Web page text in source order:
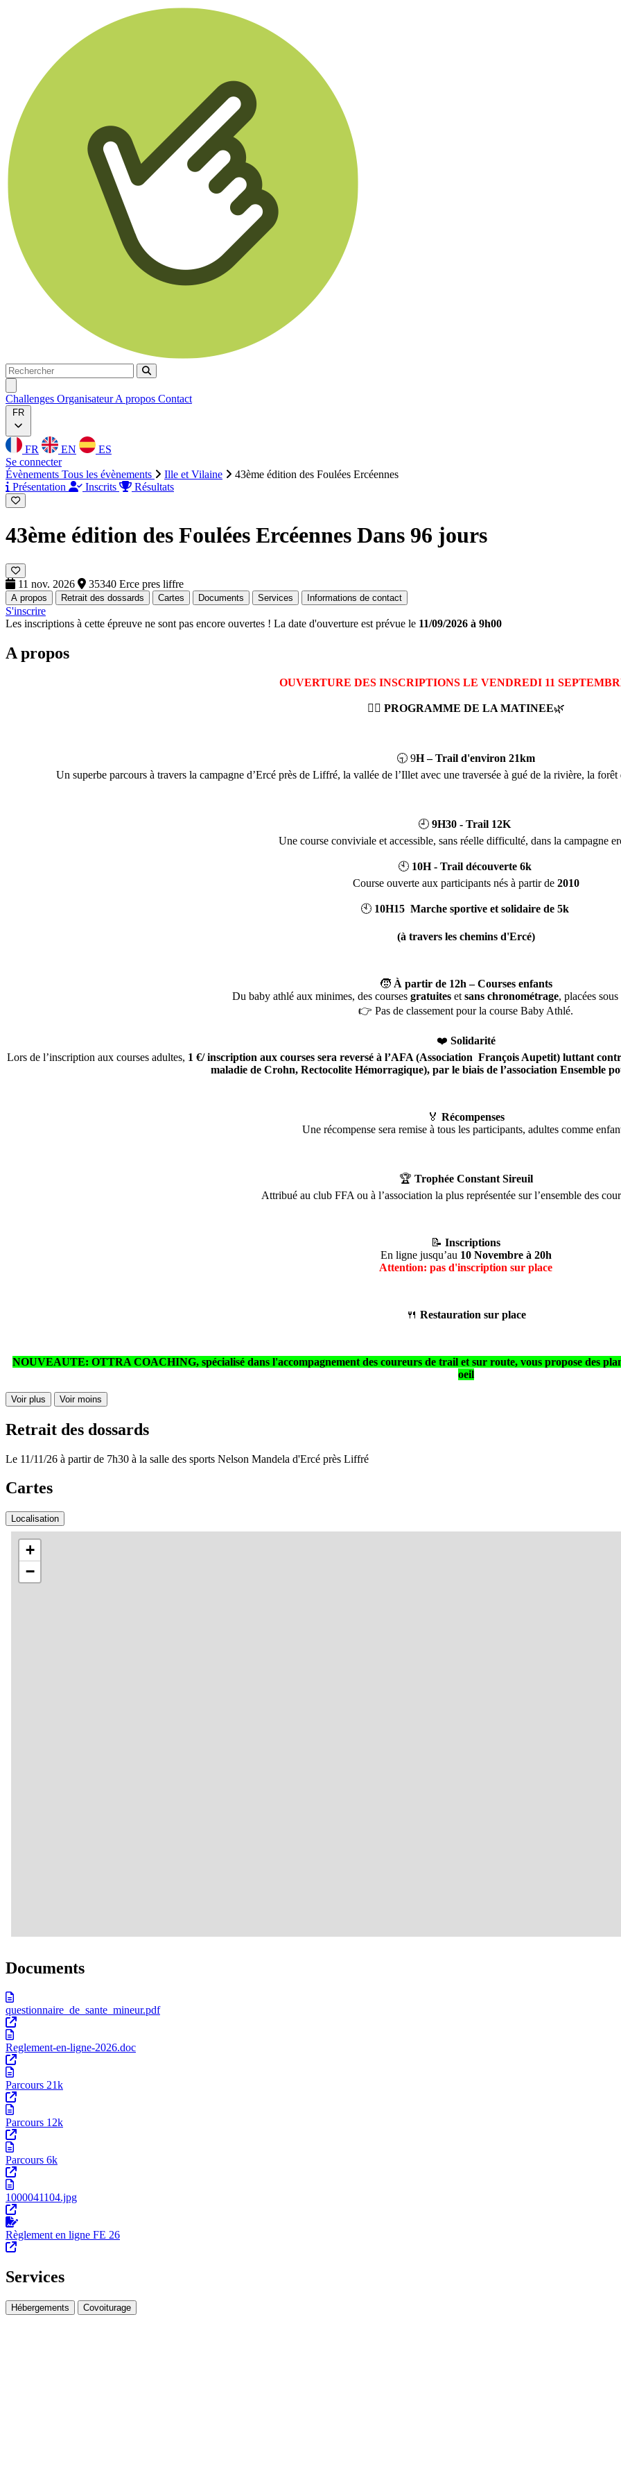
Rechercher
Rechercher
Challenges OrganisateurA propos Contact
FR
FR EN
ES
Se connecter
Évènements Tous les évènements Ille et Vilaine
43ème édition des Foulées Ercéennes
Présentation
Inscrits Résultats
43ème édition des Foulées Ercéennes Dans 96 jours
11 nov. 2026 35340 Erce pres liffre
A propos Retrait des dossards Cartes Documents Services Informations de contact
S'inscrire
Les inscriptions à cette épreuve ne sont pas encore ouvertes ! La date d'ouverture est prévue le 11/09/2026 à 9h00
A propos
OUVERTURE DES INSCRIPTIONS LE VENDREDI 11
🏃‍♂️ PROGRAMME DE LA MATINEE🌿
🕤 9H – Trail d'environ 21km
Un superbe parcours à travers la campagne d’Ercé près de Liffré, la vallée de l’Illet avec une traversée à gué de la rivière, la
🕘 9H30 - Trail 12K
Une course conviviale et accessible, sans réelle difficulté, dans la campagne
🕙 10H - Trail découverte 6k
Course ouverte aux participants nés à partir de 2010
🕙 10H15 Marche sportive et solidaire de 5k
(à travers les chemins d'Ercé)
🧒 À partir de 12h – Courses enfants
Du baby athlé aux minimes, des courses gratuites et sans chronométrage, placées
👉 Pas de classement pour la course Baby Athlé.
❤️ Solidarité
Lors de l’inscription aux courses adultes, 1 €/ inscription aux courses sera reversé à l’AFA (Association François Aupetit) luttant
maladie de Crohn, Rectocolite Hémorragique), par le biais de l’association Ensemble
🏅 Récompenses
Une récompense sera remise à tous les participants, adultes comme
🏆 Trophée Constant Sireuil
Attribué au club FFA ou à l’association la plus représentée sur l’ensemble des
📝 Inscriptions
En ligne jusqu’au 10 Novembre à 20h
Attention: pas d'inscription sur place
🍴 Restauration sur place
NOUVEAUTE: OTTRA COACHING, spécialisé dans l'accompagnement des coureurs de trail et sur route, vous propose des
oeil
Voir plus Voir moins
Retrait des dossards
Le 11/11/26 à partir de 7h30 à la salle des sports Nelson Mandela d'Ercé près Liffré
Cartes
Localisation
Documents
questionnaire_de_sante_mineur.pdf
Reglement-en-ligne-2026.doc
Parcours 21k
Parcours 12k
Parcours 6k
1000041104.jpg
Règlement en ligne FE 26
Services
Hébergements Covoiturage